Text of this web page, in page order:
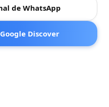
de WhatsApp
Discover